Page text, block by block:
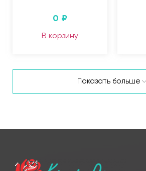
0 ₽
В корзину
Показать больше